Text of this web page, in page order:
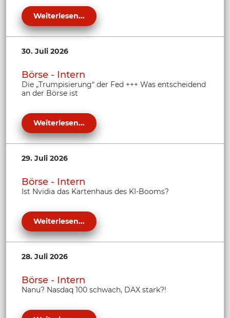
Weiterlesen...
30. Juli 2026
Börse - Intern
Die „Trumpisierung“ der Fed +++ Was entscheidend
an der Börse ist
Weiterlesen...
29. Juli 2026
Börse - Intern
Ist Nvidia das Kartenhaus des KI-Booms?
Weiterlesen...
28. Juli 2026
Börse - Intern
Nanu? Nasdaq 100 schwach, DAX stark?!